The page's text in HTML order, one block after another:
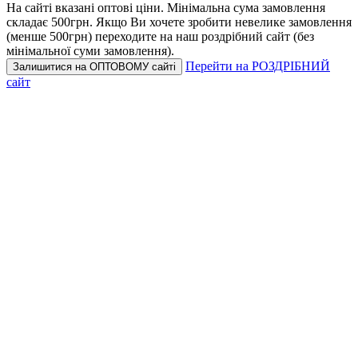
На сайті вказані оптові ціни. Мінімальна сума замовлення
складає 500грн. Якщо Ви хочете зробити невелике замовлення
(менше 500грн) переходите на наш роздрібний сайт (без
мінімальної суми замовлення).
Залишитися на ОПТОВОМУ сайті
Перейти на РОЗДРІБНИЙ
сайт